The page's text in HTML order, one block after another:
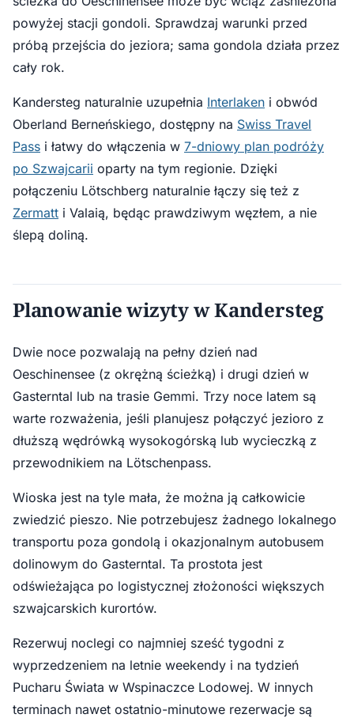
powyżej stacji gondoli. Sprawdzaj warunki przed
próbą przejścia do jeziora; sama gondola działa przez
cały rok.
Kandersteg naturalnie uzupełnia Interlaken i obwód
Oberland Berneńskiego, dostępny na Swiss Travel
Pass i łatwy do włączenia w 7-dniowy plan podróży
po Szwajcarii oparty na tym regionie. Dzięki
połączeniu Lötschberg naturalnie łączy się też z
Zermatt i Valaią, będąc prawdziwym węzłem, a nie
ślepą doliną.
Planowanie wizyty w Kandersteg
Dwie noce pozwalają na pełny dzień nad
Oeschinensee (z okrężną ścieżką) i drugi dzień w
Gasterntal lub na trasie Gemmi. Trzy noce latem są
warte rozważenia, jeśli planujesz połączyć jezioro z
dłuższą wędrówką wysokogórską lub wycieczką z
przewodnikiem na Lötschenpass.
Wioska jest na tyle mała, że można ją całkowicie
zwiedzić pieszo. Nie potrzebujesz żadnego lokalnego
transportu poza gondolą i okazjonalnym autobusem
dolinowym do Gasterntal. Ta prostota jest
odświeżająca po logistycznej złożoności większych
szwajcarskich kurortów.
Rezerwuj noclegi co najmniej sześć tygodni z
wyprzedzeniem na letnie weekendy i na tydzień
Pucharu Świata w Wspinaczce Lodowej. W innych
terminach nawet ostatnio-minutowe rezerwacje są